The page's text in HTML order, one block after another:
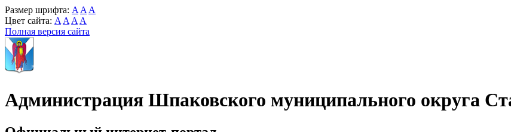
Размер шрифта: A A A
Цвет сайта: A A A A
Полная версия сайта
Администрация Шпаковского муниципального округа